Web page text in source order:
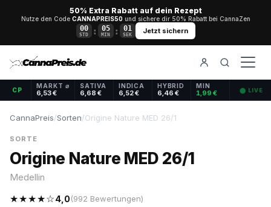
50% Extra Rabatt auf dein Rezept
Nutze den Code CANNAPREIS50und sichere dir 50% Rabatt bei CannaZen
00
STD : 05
MIN : 00
SEK Jetzt sichern
CP
MARKT ⌀
6,53 €
SATIVA
6,68 €
INDICA
6,52 €
HYBRID
6,46 €
MIN
1,99 € ⬤ LIVE
CannaPreis/Sorten/Origine Nature MED 26/1
SORTE
Origine Nature MED 26/1
Medellin
★★★★☆4,0(992 Bewertungen)